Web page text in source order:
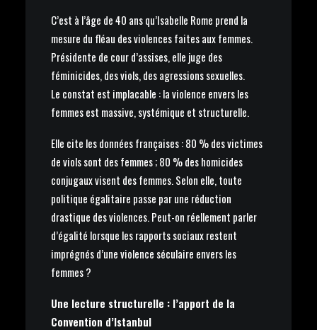
C’est à l’âge de 40 ans qu’Isabelle Rome prend la
mesure du fléau des violences faites aux femmes.
Présidente de cour d’assises, elle juge des
féminicides, des viols, des agressions sexuelles.
Le constat est implacable : la violence envers les
femmes est massive, systémique et structurelle.
Elle cite les données françaises : 80 % des victimes
de viols sont des femmes ; 80 % des homicides
conjugaux visent des femmes. Selon elle, toute
politique égalitaire passe par une réduction
drastique des violences. Peut-on réellement parler
d’égalité lorsque les rapports sociaux restent
imprégnés d’une violence séculaire envers les
femmes ?
Une lecture structurelle : l’apport de la
Convention d’Istanbul